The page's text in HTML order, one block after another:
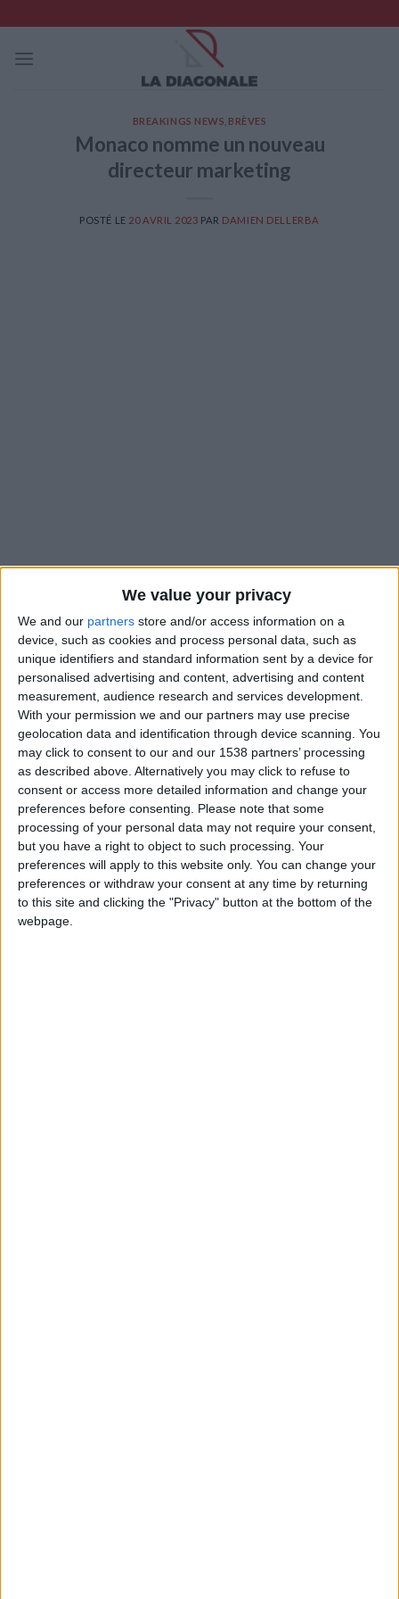
We value your privacy
We and our partners store and/or access information on a
device, such as cookies and process personal data, such as
unique identifiers and standard information sent by a device for
personalised advertising and content, advertising and content
measurement, audience research and services development.
With your permission we and our partners may use precise
geolocation data and identification through device scanning. You
may click to consent to our and our 1538 partners’ processing
as described above. Alternatively you may click to refuse to
consent or access more detailed information and change your
preferences before consenting. Please note that some
processing of your personal data may not require your consent,
but you have a right to object to such processing. Your
preferences will apply to this website only. You can change your
preferences or withdraw your consent at any time by returning
to this site and clicking the "Privacy" button at the bottom of the
webpage.
to
content
BREAKINGS NEWS BRÈVES
Monaco nomme un nouveau
directeur marketing
POSTÉ LE 20 AVRIL 2023 PAR DAMIEN DELLERBA
L’AS Monaco a annoncé l’arrivée de Thibaut Chatelard au
poste de directeur marketing et des revenus. Il remplace
notamment l’ancien directeur marketing, Markus Breglec,
parti au Bayer Leverkusen en octobre 2022. Ses missions
consisteront à superviser l’ensemble des opérations
commerciales (sponsoring, hospitalités, offre stade), digitales
et marketing du Club dans le but de « développer l’attractivité
de la marque AS Monaco, d’accroître son exposition et
d’optimiser la génération de revenus du Club.»
Né à Monaco, Thibaut Chatelard est passé par la Fédération
Française de Voile, Bouygues Telecom et enfin par la Ligue